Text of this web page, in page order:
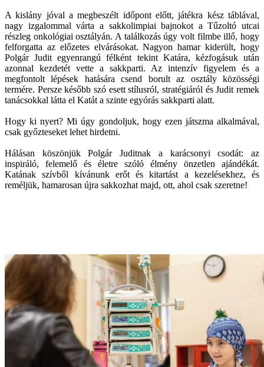
A kislány jóval a megbeszélt időpont előtt, játékra kész táblával,
nagy izgalommal várta a sakkolimpiai bajnokot a Tűzoltó utcai
részleg onkológiai osztályán. A találkozás úgy volt filmbe illő, hogy
felforgatta az előzetes elvárásokat. Nagyon hamar kiderült, hogy
Polgár Judit egyenrangú félként tekint Katára, kézfogásuk után
azonnal kezdetét vette a sakkparti. Az intenzív figyelem és a
megfontolt lépések hatására csend borult az osztály közösségi
termére. Persze később szó esett stílusról, stratégiáról és Judit remek
tanácsokkal látta el Katát a szinte egyórás sakkparti alatt.
Hogy ki nyert? Mi úgy gondoljuk, hogy ezen játszma alkalmával,
csak győzteseket lehet hirdetni.
Hálásan köszönjük Polgár Juditnak a karácsonyi csodát: az
inspiráló, felemelő és életre szóló élmény önzetlen ajándékát.
Katának szívből kívánunk erőt és kitartást a kezelésekhez, és
reméljük, hamarosan újra sakkozhat majd, ott, ahol csak szeretne!